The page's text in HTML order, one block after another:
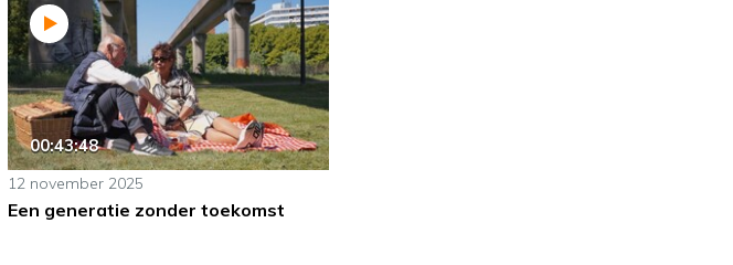
00:43:48
12 november 2025
Een generatie zonder toekomst